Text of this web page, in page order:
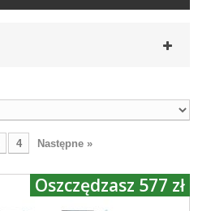
4 Następne »
Oszczędzasz 577 zł